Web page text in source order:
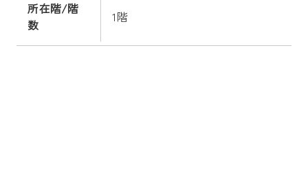
所在階/階
数
1階